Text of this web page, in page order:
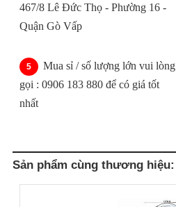
467/8 Lê Đức Thọ - Phường 16 -
Quận Gò Vấp
Mua sỉ / số lượng lớn vui lòng
gọi : 0906 183 880 để có giá tốt
nhất
Sản phẩm cùng thương hiệu: